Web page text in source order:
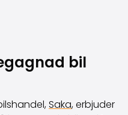
bil
Saka, erbjuder